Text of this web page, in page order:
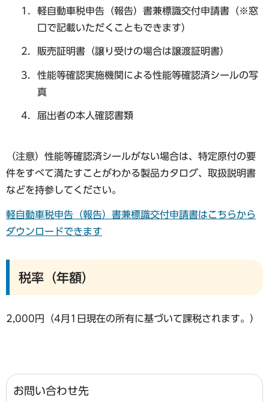
軽⾃動⾞税申告（報告）書兼標識交付申請書（※窓
口で記載いただくこともできます）
販売証明書（譲り受けの場合は譲渡証明書）
性能等確認実施機関による性能等確認済シールの写
真
届出者の本人確認書類
（注意）性能等確認済シールがない場合は、特定原付の要
件をすべて満たすことがわかる製品カタログ、取扱説明書
などを持参してください。
軽⾃動⾞税申告（報告）書兼標識交付申請書はこちらから
ダウンロードできます
税率（年額）
2,000円（4月1日現在の所有に基づいて課税されます。）
お問い合わせ先